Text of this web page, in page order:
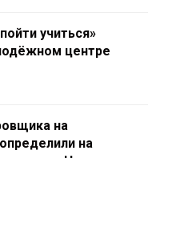
учиться»
центре
на
на
«Норникеля»